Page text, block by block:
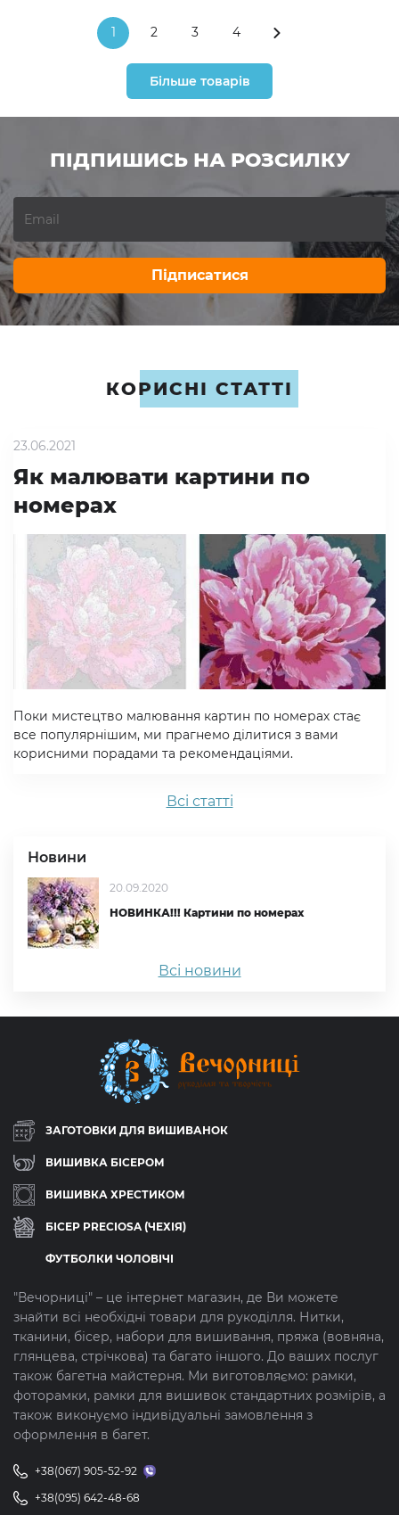
1 2 3 4
Більше товарів
ПІДПИШИСЬ НА РОЗСИЛКУ
Підписатися
КОРИСНІ СТАТТІ
23.06.2021
Як малювати картини по
номерах
Поки мистецтво малювання картин по номерах стає
все популярнішим, ми прагнемо ділитися з вами
корисними порадами та рекомендаціями.
Всi статтi
Новини
20.09.2020
НОВИНКА!!! Картини по номерах
Всі новини
ЗАГОТОВКИ ДЛЯ ВИШИВАНОК
ВИШИВКА БІСЕРОМ
ВИШИВКА ХРЕСТИКОМ
БІСЕР PRECIOSA (ЧЕХІЯ)
ФУТБОЛКИ ЧОЛОВІЧІ
"Вечорниці" – це інтернет магазин, де Ви можете
знайти всі необхідні товари для рукоділля. Нитки,
тканини, бісер, набори для вишивання, пряжа (вовняна,
глянцева, стрічкова) та багато іншого. До ваших послуг
також багетна майстерня. Ми виготовляємо: рамки,
фоторамки, рамки для вишивок стандартних розмірів, а
також виконуємо індивідуальні замовлення з
оформлення в багет.
+38(067) 905-52-92
+38(095) 642-48-68